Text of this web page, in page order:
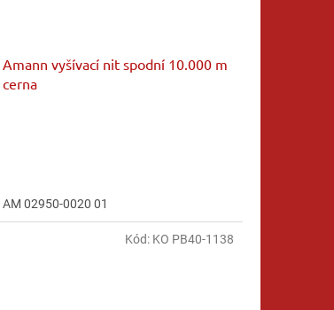
Amann vyšívací nit spodní 10.000 m
cerna
z
5
AM 02950-0020 01
Kód: KO PB40-1138